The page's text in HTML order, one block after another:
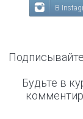
В
Будьте в